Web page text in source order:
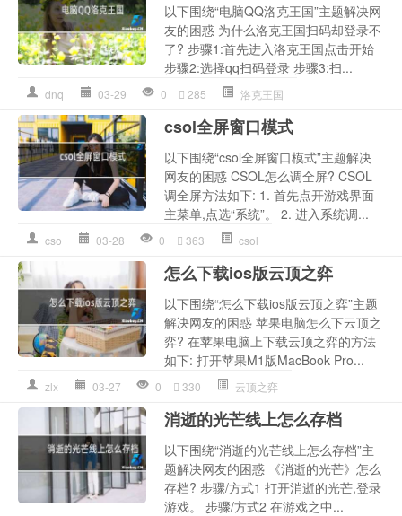
以下围绕“电脑QQ洛克王国”主题解决网
友的困惑 为什么洛克王国扫码却登录不
了? 步骤1:首先进入洛克王国点击开始
步骤2:选择qq扫码登录 步骤3:扫...
dnq 03-29 0 285 洛克王国
csol全屏窗口模式
以下围绕“csol全屏窗口模式”主题解决
网友的困惑 CSOL怎么调全屏? CSOL
调全屏方法如下: 1. 首先点开游戏界面
主菜单,点选“系统”。 2. 进入系统调...
cso 03-28 0 363 csol
怎么下载ios版云顶之弈
以下围绕“怎么下载ios版云顶之弈”主题
解决网友的困惑 苹果电脑怎么下云顶之
弈? 在苹果电脑上下载云顶之弈的方法
如下: 打开苹果M1版MacBook Pro...
zlx 03-27 0 330 云顶之弈
消逝的光芒线上怎么存档
以下围绕“消逝的光芒线上怎么存档”主
题解决网友的困惑 《消逝的光芒》怎么
存档? 步骤/方式1 打开消逝的光芒,登录
游戏。 步骤/方式2 在游戏之中...